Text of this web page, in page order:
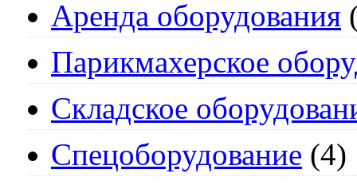
Аренда оборудования
Парикмахерское
Складское
Спецоборудование (4)